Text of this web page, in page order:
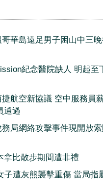
哥華島遠足男子困山中三
紀念醫院缺人 明起至
捷航空新協議 空中服務員
通過
務局網絡攻擊事件現開放
拿比散步期間遭非禮
子遭灰熊襲擊重傷 當局指